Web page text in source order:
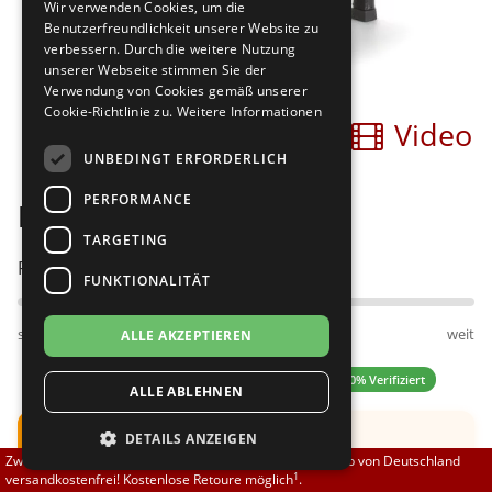
Brautschuhe
Sneaker
Übergrößen 43-44
Flexerinas
Merlet
Nueva Epoca
RayRose
Rummos
Rumpf
SoDanca
TopTanz
Bilder Video
Nueva Epoca Paloma
Passt am besten bei Fußweite:
schmal normal weit
5.00 (4 Bewertungen) ✓ 100% Verifiziert
Hinweis: Schuh fällt groß aus.
Empfehlung: Einehalbe UKNummer kleiner
Zwischen 70,00 EUR und 800,00 EUR liefern wir innerhalb von Deutschland
versandkostenfrei! Kostenlose Retoure möglich1.
Wir verwenden Cookies, um die
Benutzerfreundlichkeit unserer Website zu
verbessern. Durch die weitere Nutzung
unserer Webseite stimmen Sie der
Verwendung von Cookies gemäß unserer
Cookie-Richtlinie zu. Weitere Informationen
UNBEDINGT ERFORDERLICH
PERFORMANCE
TARGETING
FUNKTIONALITÄT
ALLE AKZEPTIEREN
ALLE ABLEHNEN
DETAILS ANZEIGEN